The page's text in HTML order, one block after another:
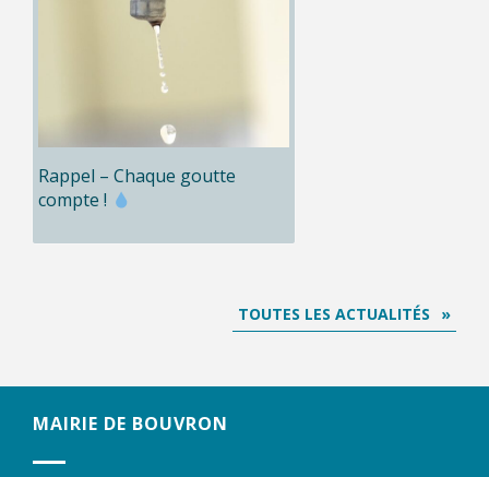
Rappel – Chaque goutte
compte !
TOUTES LES ACTUALITÉS
MAIRIE DE BOUVRON